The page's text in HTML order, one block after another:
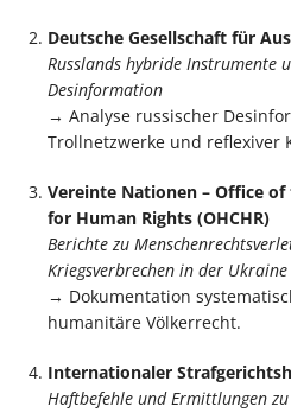
Deutsche Gesellschaft für
Russlands hybride Instrumente
Desinformation
→ Analyse russischer
Trollnetzwerke und reflexiver
Vereinte Nationen – Office
for Human Rights (OHCHR)
Berichte zu
Kriegsverbrechen in der Ukraine
→ Dokumentation
humanitäre Völkerrecht.
Internationaler
Haftbefehle und Ermittlungen